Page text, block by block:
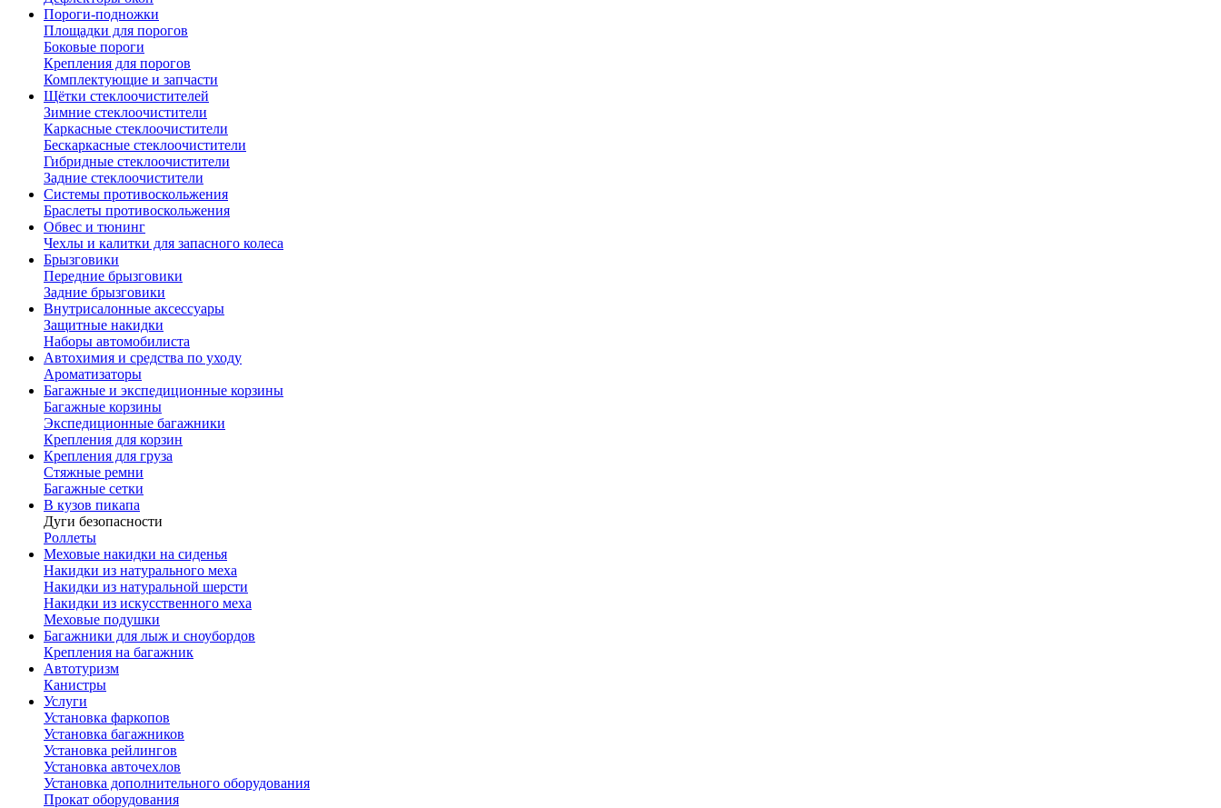
Пороги-подножки
Площадки для порогов
Боковые пороги
Крепления для порогов
Комплектующие и запчасти
Щётки стеклоочистителей
Зимние стеклоочистители
Каркасные стеклоочистители
Бескаркасные стеклоочистители
Гибридные стеклоочистители
Задние стеклоочистители
Системы противоскольжения
Браслеты противоскольжения
Обвес и тюнинг
Чехлы и калитки для запасного колеса
Брызговики
Передние брызговики
Задние брызговики
Внутрисалонные аксессуары
Защитные накидки
Наборы автомобилиста
Автохимия и средства по уходу
Ароматизаторы
Багажные и экспедиционные корзины
Багажные корзины
Экспедиционные багажники
Крепления для корзин
Крепления для груза
Стяжные ремни
Багажные сетки
В кузов пикапа
Дуги безопасности
Роллеты
Меховые накидки на сиденья
Накидки из натурального меха
Накидки из натуральной шерсти
Накидки из искусственного меха
Меховые подушки
Багажники для лыж и сноубордов
Крепления на багажник
Автотуризм
Канистры
Услуги
Установка фаркопов
Установка багажников
Установка рейлингов
Установка авточехлов
Установка дополнительного оборудования
Прокат оборудования